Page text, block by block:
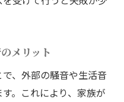
設計のポイント
築リフォーム術
選び方と実践例
ント徹底解説
メリット
、外部の騒音や生活音
。これにより、家族が